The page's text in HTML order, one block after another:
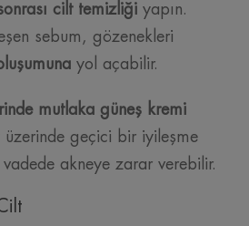
cilt temizliği yapın.
sebum, gözenekleri
yol açabilir.
mutlaka güneş kremi
üzerinde geçici bir iyileşme
akneye zarar verebilir.